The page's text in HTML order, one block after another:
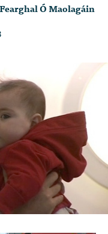
Ó Maolagáin